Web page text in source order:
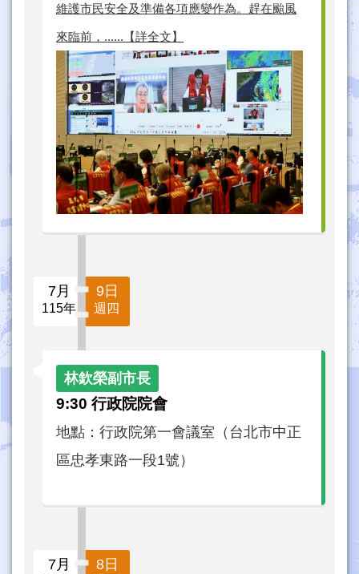
維護市民安全及準備各項應變作為。趕在颱風
來臨前，......【詳全文】
7月 9日
115年 週四
9:30 行政院院會
地點：行政院第一會議室（台北市中正
區忠孝東路一段1號）
7月 8日